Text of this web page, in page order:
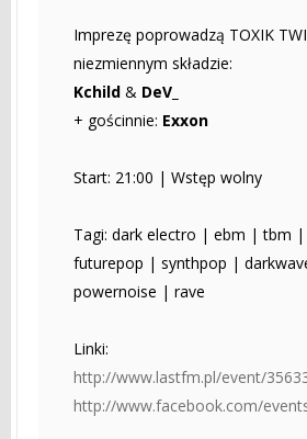
Imprezę poprowadzą TOXIK
niezmiennym składzie:
Kchild & DeV_
+ gościnnie: Exxon
Start: 21:00 | Wstęp wolny
Tagi: dark electro | ebm | tbm |
futurepop | synthpop |
powernoise | rave
Linki:
http://www.lastfm.pl/event/
http://www.facebook.com/